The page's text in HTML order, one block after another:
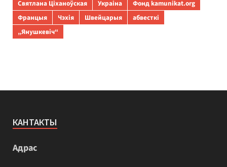
Святлана Ціханоўская
Украіна
Фонд kamunikat.org
Францыя
Чэхія Швейцарыя
абвесткі
„Янушкевіч“
КАНТАКТЫ
Адрас